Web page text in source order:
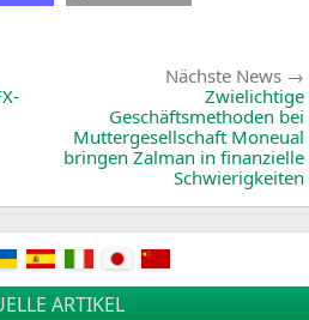
Nächste News
Zwielichtige
Geschäftsmethoden bei
Muttergesellschaft Moneual
bringen Zalman in finanzielle
Schwierigkeiten
ARTIKEL